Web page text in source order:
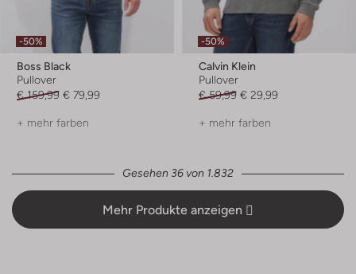
-50%
Boss Black
Pullover
€ 159,99 € 79,99
+ mehr farben
-50%
Calvin Klein
Pullover
€ 59,99 € 29,99
+ mehr farben
Gesehen 36 von 1.832
Mehr Produkte anzeigen